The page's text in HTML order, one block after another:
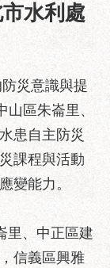
水利處
災意識與提
區朱崙里、
患自主防災
課程與活動
變能力。
、中正區建
信義區興雅